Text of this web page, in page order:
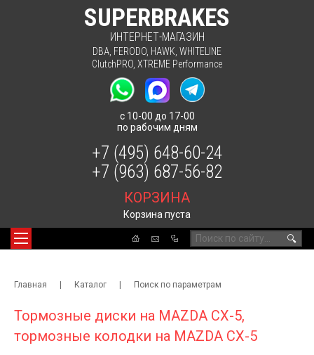
SUPERBRAKES
ИНТЕРНЕТ-МАГАЗИН
DBA FERODO HAWK WHITELINE
ClutchPRO XTREME Performance
с 10-00 до 17-00
по рабочим дням
🔍
КОРЗИНА
Корзина пуста
+7 (495) 648-60-24
+7 (963) 687-56-82
Главная | Каталог | Поиск по параметрам
Тормозные диски на MAZDA CX-5,
тормозные колодки на MAZDA CX-5